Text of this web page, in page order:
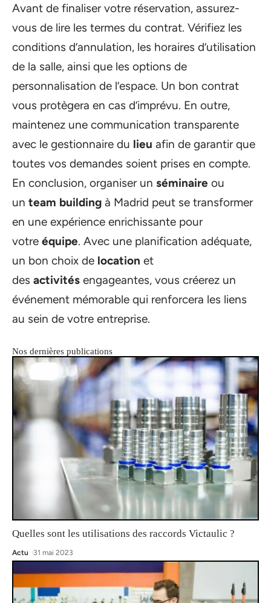
Avant de finaliser votre réservation, assurez-
vous de lire les termes du contrat. Vérifiez les
conditions d’annulation, les horaires d’utilisation
de la salle, ainsi que les options de
personnalisation de l’espace. Un bon contrat
vous protègera en cas d’imprévu. En outre,
maintenez une communication transparente
avec le gestionnaire du lieu afin de garantir que
toutes vos demandes soient prises en compte.
En conclusion, organiser un séminaire ou
un team building à Madrid peut se transformer
en une expérience enrichissante pour
votre équipe. Avec une planification adéquate,
un bon choix de location et
des activités engageantes, vous créerez un
événement mémorable qui renforcera les liens
au sein de votre entreprise.
Nos dernières publications
Quelles sont les utilisations des raccords Victaulic ?
Actu 31 mai 2023